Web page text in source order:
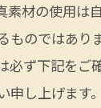
素材の使用は
ものではあり
必ず下記をご
申し上げます。